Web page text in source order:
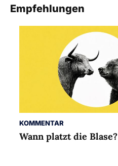
Empfehlungen
KOMMENTAR
Wann platzt die Blase?